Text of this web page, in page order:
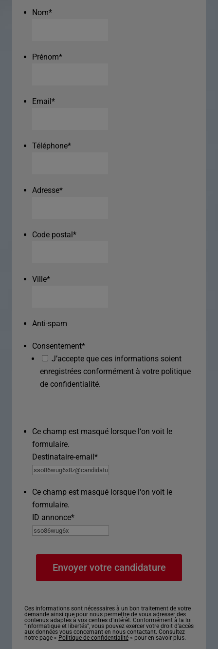
Nom*
Prénom*
Email*
Téléphone*
Adresse*
Code postal*
Ville*
Anti-spam
Consentement*
J’accepte que ces informations soient
enregistrées conformément à votre politique
de confidentialité.
Ce champ est masqué lorsque l‘on voit le
formulaire.
Destinataire-email*
Ce champ est masqué lorsque l‘on voit le
formulaire.
ID annonce*
Ces informations sont nécessaires à un bon traitement de votre
demande ainsi que pour nous permettre de vous adresser des
contenus adaptés à vos centres d’intérêt. Conformément à la loi
“informatique et libertés”, vous pouvez exercer votre droit d’accès
aux données vous concernant en nous contactant. Consultez
notre page « Politique de confidentialité » pour en savoir plus.